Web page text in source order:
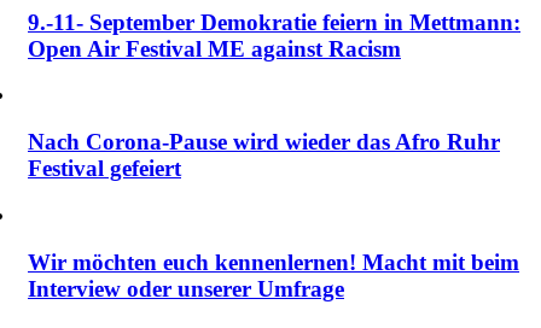
9.-11- September Demokratie feiern in Mettmann:
Open Air Festival ME against Racism
Nach Corona-Pause wird wieder das Afro Ruhr
Festival gefeiert
Wir möchten euch kennenlernen! Macht mit beim
Interview oder unserer Umfrage